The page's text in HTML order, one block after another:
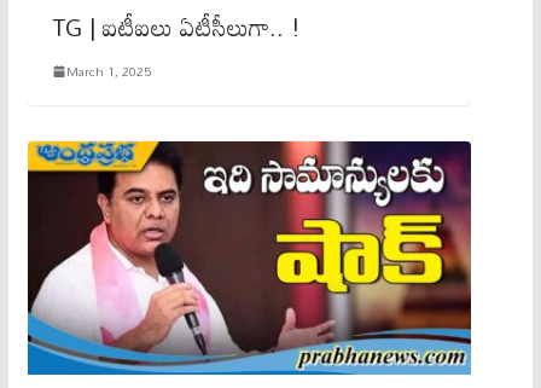
TG | ఐటీఐలు ఏటీసీలుగా.. !
March 1, 2025